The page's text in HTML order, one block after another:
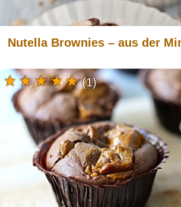
Nutella Brownies – aus der
(1)